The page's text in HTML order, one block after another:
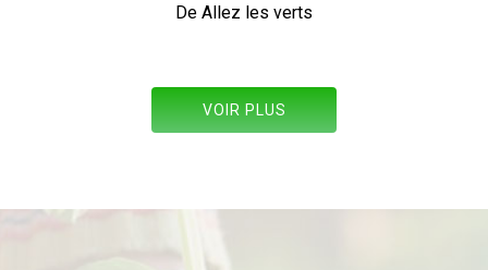
De Allez les verts
VOIR PLUS